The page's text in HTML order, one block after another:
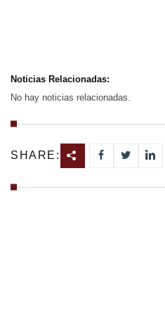
Noticias Relacionadas:
No hay noticias relacionadas.
SHARE: